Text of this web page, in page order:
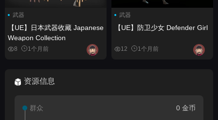
武器
【UE】日本武器收藏 Japanese
Weapon Collection
8 1个月前
武器
【UE】防卫少女 Defender Girl
12 1个月前
资源信息
群众 0 金币